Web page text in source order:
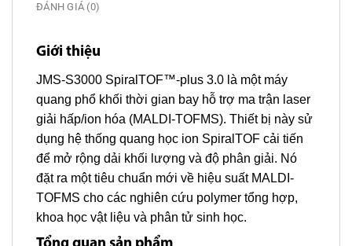
ĐÁNH GIÁ (0)
Giới thiệu
JMS-S3000 SpiralTOF™-plus 3.0 là một máy
quang phổ khối thời gian bay hỗ trợ ma trận laser
giải hấp/ion hóa (MALDI-TOFMS). Thiết bị này sử
dụng hệ thống quang học ion SpiralTOF cải tiến
để mở rộng dải khối lượng và độ phân giải. Nó
đặt ra một tiêu chuẩn mới về hiệu suất MALDI-
TOFMS cho các nghiên cứu polymer tổng hợp,
khoa học vật liệu và phân tử sinh học.